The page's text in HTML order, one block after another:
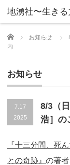
Home お知らせ
内
お知らせ
7.17
2025
8/3（
浩］の
『十三分間、死
との奇跡』 の著